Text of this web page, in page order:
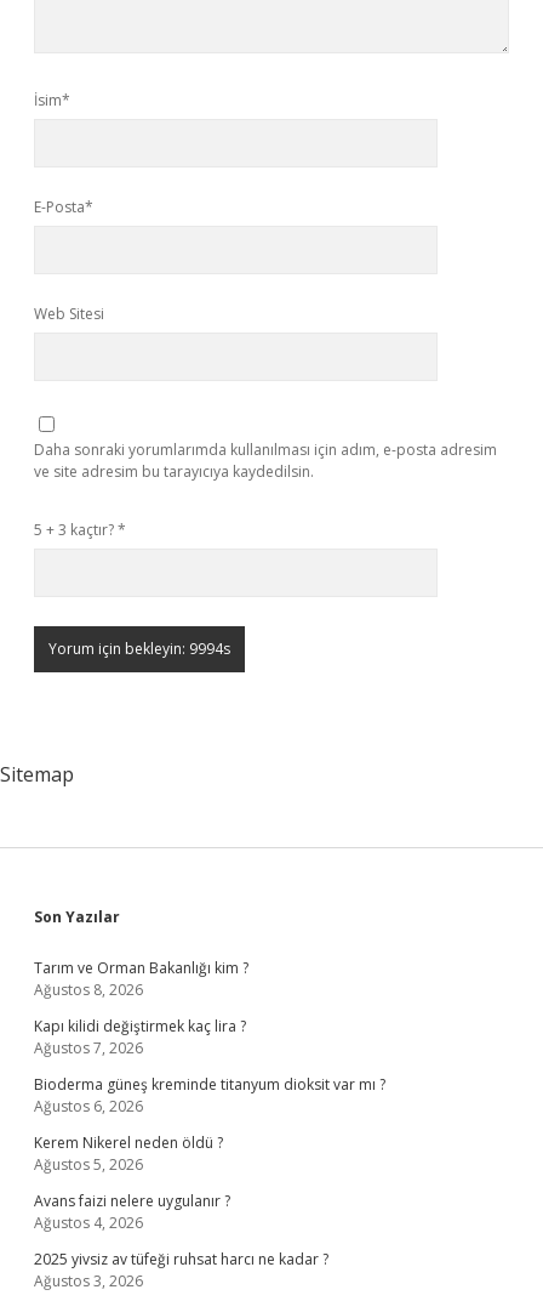
İsim*
E-Posta*
Web Sitesi
Daha sonraki yorumlarımda kullanılması için adım, e-posta adresim
ve site adresim bu tarayıcıya kaydedilsin.
5 + 3 kaçtır?*
Sitemap
Sidebar
Son Yazılar
Tarım ve Orman Bakanlığı kim ?
Ağustos 8, 2026
Kapı kilidi değiştirmek kaç lira ?
Ağustos 7, 2026
Bioderma güneş kreminde titanyum dioksit var mı ?
Ağustos 6, 2026
Kerem Nikerel neden öldü ?
Ağustos 5, 2026
Avans faizi nelere uygulanır ?
Ağustos 4, 2026
2025 yivsiz av tüfeği ruhsat harcı ne kadar ?
Ağustos 3, 2026